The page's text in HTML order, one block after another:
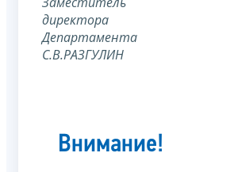
директора
Департамента
С.В.РАЗГУЛИН
Внимание!